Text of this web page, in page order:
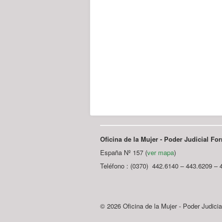
Oficina de la Mujer - Poder Judicial
España Nº 157 (ver mapa)
Teléfono : (0370) 442.6140 – 443.6209 –
© 2026 Oficina de la Mujer - Poder